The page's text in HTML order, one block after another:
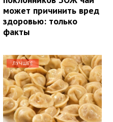
может причинить вред
здоровью: только
факты
ЛУЧШЕЕ